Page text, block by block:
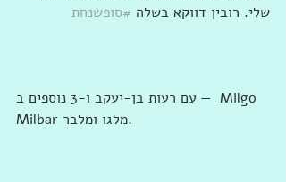
שלי. רובין דווקא בשלה #סופשנחת
Milbar מלגו ומלבר‏.